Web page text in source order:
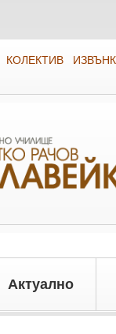
КОЛЕКТИВ
Актуално